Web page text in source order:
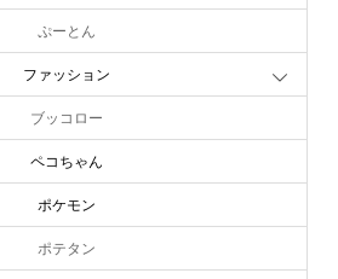
ぷーとん
ファッション
ブッコロー
ペコちゃん
ポケモン
ポテタン